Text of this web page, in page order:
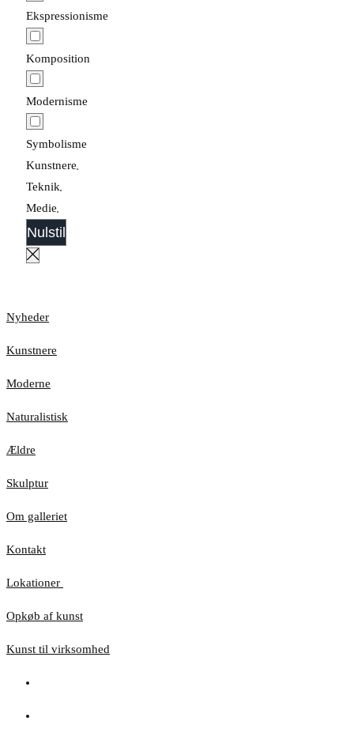
Ekspressionisme
Komposition
Modernisme
Symbolisme
Kunstnere
Teknik
Medie
Nulstil
Nyheder
Kunstnere
Moderne
Naturalistisk
Ældre
Skulptur
Om galleriet
Kontakt
Lokationer
Opkøb af kunst
Kunst til virksomhed